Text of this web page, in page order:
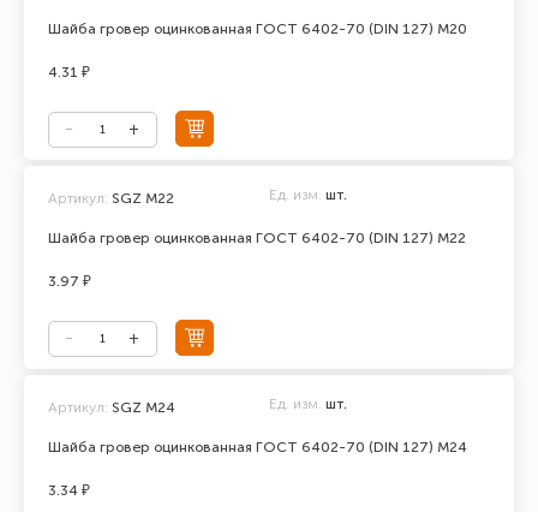
Шайба гровер оцинкованная ГОСТ 6402-70 (DIN 127) М20
4.31 ₽
Шайба гровер оцинкованная ГОСТ 6402-70 (DIN 127) М22
Артикул: SGZ М22 Ед. изм. шт.
3.97 ₽
Шайба гровер оцинкованная ГОСТ 6402-70 (DIN 127) М24
Артикул: SGZ M24 Ед. изм. шт.
3.34 ₽